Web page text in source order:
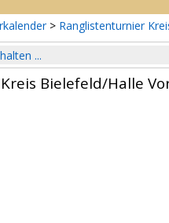
> Ranglistenturnier
...
Bielefeld/Halle